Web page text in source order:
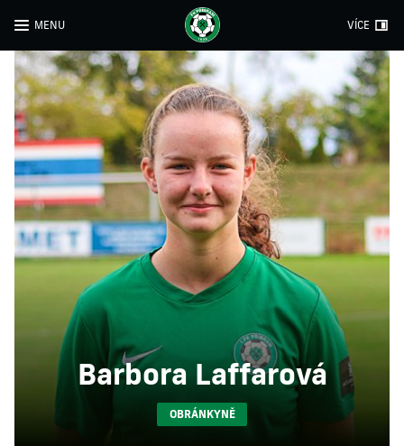
MENU VÍCE
Barbora Laffarová
OBRÁNKYNĚ